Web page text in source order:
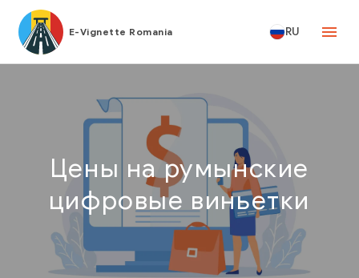
E-Vignette Romania RU
Цены на румынские
цифровые виньетки